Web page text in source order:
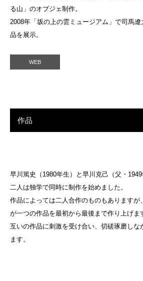
る山」のオブジェ制作。
2008年「坂の上の雲ミュージアム」で司馬
品を展示。
WEB
作品
早川篤史（1980年生）と早川克己（父・1949
二人は独学で同時に制作を始めました。
作品によっては二人合作のものもありますが
が一つの作品を最初から最後まで作り上げま
互いの作品に刺激を受け合い、切磋琢磨しな
ます。